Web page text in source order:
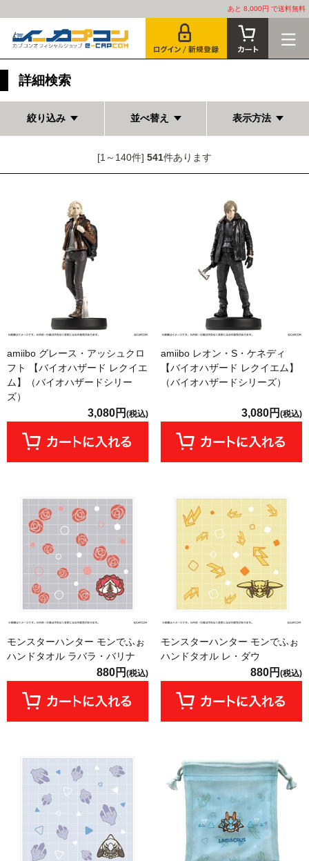
あと 8,000円 で送料無料
詳細検索
絞り込み 並べ替え 表示方法
[1～140件] 541件あります
amiibo グレース・アッシュクロ
フト 【バイオハザード レクイエ
ム】（バイオハザードシリー
ズ）
3,080円 (税込)
amiibo レオン・S・ケネディ
【バイオハザード レクイエム】
（バイオハザードシリーズ）
3,080円 (税込)
モンスターハンター モンでふぉ
ハンドタオル ラバラ・バリナ
880円 (税込)
モンスターハンター モンでふぉ
ハンドタオル レ・ダウ
880円 (税込)